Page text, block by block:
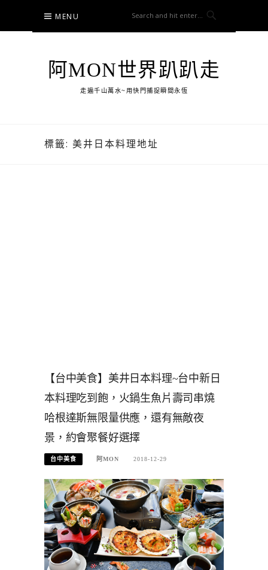
content
MENU
阿MON世界趴趴走
走遍千山萬水~用快門捕捉瞬間永恆
標籤: 美井日本料理地址
【台中美食】美井日本料理~台中新日
本料理吃到飽，火鍋生魚片壽司串燒
哈根達斯無限量供應，還有無敵夜
景，約會聚餐好選擇
台中美食 阿MON 2018-12-29